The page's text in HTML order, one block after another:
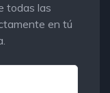
todas las
en tú